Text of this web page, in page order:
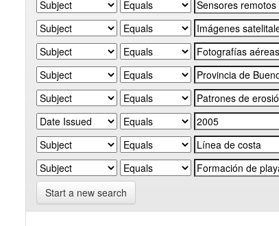
Start a new search